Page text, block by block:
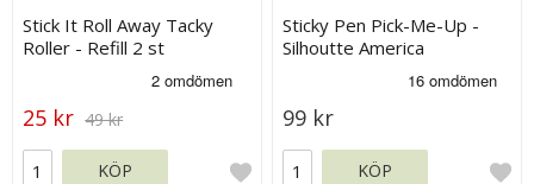
Stick It Roll Away Tacky
Roller - Refill 2 st
25 kr 49 kr
KÖP
Sticky Pen Pick-Me-Up -
Silhoutte America
99 kr
KÖP